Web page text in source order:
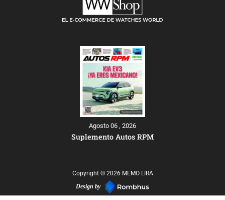
Agosto 06 , 2026
Suplemento Autos RPM
Copyright © 2026 MEMO LIRA
Design by